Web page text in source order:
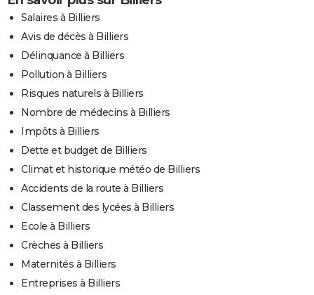
Salaires à Billiers
Avis de décès à Billiers
Délinquance à Billiers
Pollution à Billiers
Risques naturels à Billiers
Nombre de médecins à Billiers
Impôts à Billiers
Dette et budget de Billiers
Climat et historique météo de Billiers
Accidents de la route à Billiers
Classement des lycées à Billiers
Ecole à Billiers
Crèches à Billiers
Maternités à Billiers
Entreprises à Billiers